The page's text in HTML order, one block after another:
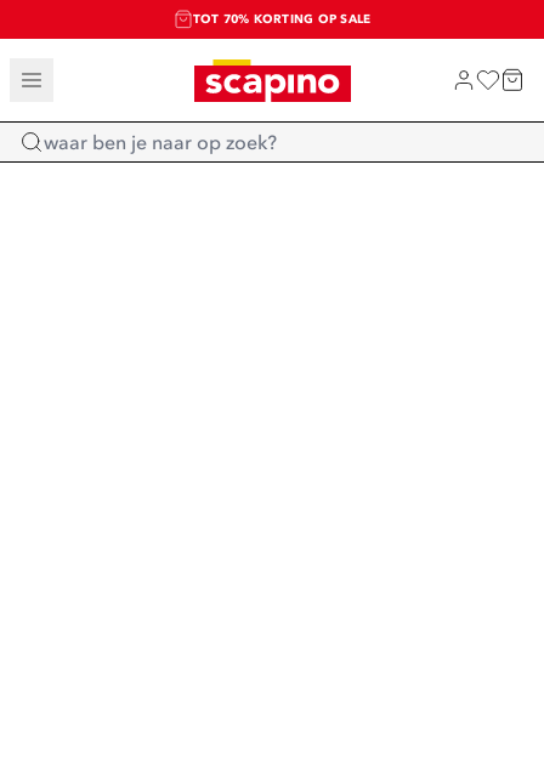
TOT 70% KORTING OP SALE
SALE: LAATSTE KANS!
SHOP NIEUW
Home